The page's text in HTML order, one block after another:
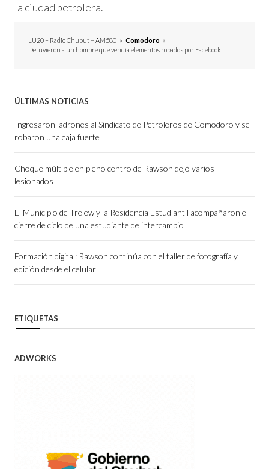
la ciudad petrolera.
LU20 – Radio Chubut – AM580 » Comodoro »
Detuvieron a un hombre que vendía elementos robados por Facebook
ÚLTIMAS NOTICIAS
Ingresaron ladrones al Sindicato de Petroleros de Comodoro y se
robaron una caja fuerte
Choque múltiple en pleno centro de Rawson dejó varios
lesionados
El Municipio de Trelew y la Residencia Estudiantil acompañaron el
cierre de ciclo de una estudiante de intercambio
Formación digital: Rawson continúa con el taller de fotografía y
edición desde el celular
ETIQUETAS
ADWORKS